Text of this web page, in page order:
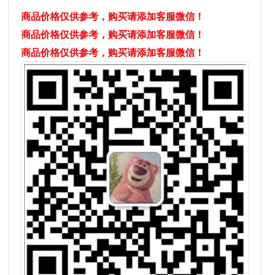
商品价格仅供参考，购买请添加客服微信！
商品价格仅供参考，购买请添加客服微信！
商品价格仅供参考，购买请添加客服微信！